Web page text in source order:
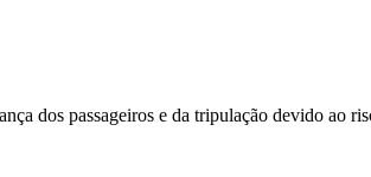
dos passageiros e da tripulação devido ao